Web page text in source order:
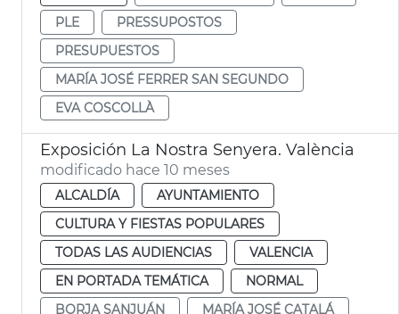
PLE
PRESSUPOSTOS
PRESUPUESTOS
MARÍA JOSÉ FERRER SAN SEGUNDO
EVA COSCOLLÀ
Exposición La Nostra Senyera. València
modificado hace 10 meses
ALCALDÍA
AYUNTAMIENTO
CULTURA Y FIESTAS POPULARES
TODAS LAS AUDIENCIAS
VALENCIA
EN PORTADA TEMÁTICA
NORMAL
BORJA SANJUÁN
MARÍA JOSÉ CATALÁ